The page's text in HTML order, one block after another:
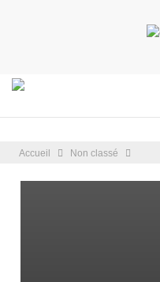
Accueil Non classé